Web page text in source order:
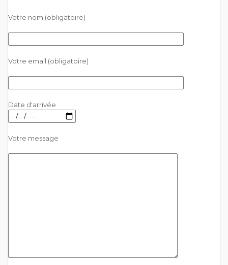
Votre nom (obligatoire)
Votre email (obligatoire)
Date d'arrivée
Votre message